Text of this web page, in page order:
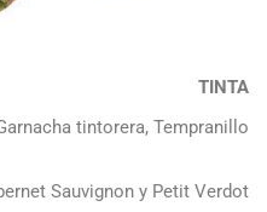
TINTA
tintorera, Tempranillo
Sauvignon y Petit Verdot